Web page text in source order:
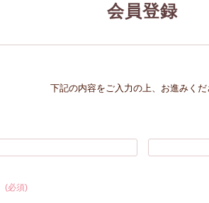
会員登録
下記の内容をご入力の上、お進みくだ
(必須)